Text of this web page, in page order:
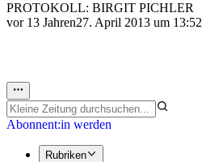
PROTOKOLL: BIRGIT PICHLER
vor 13 Jahren27. April 2013 um 13:52
Abonnent:in werden
Rubriken